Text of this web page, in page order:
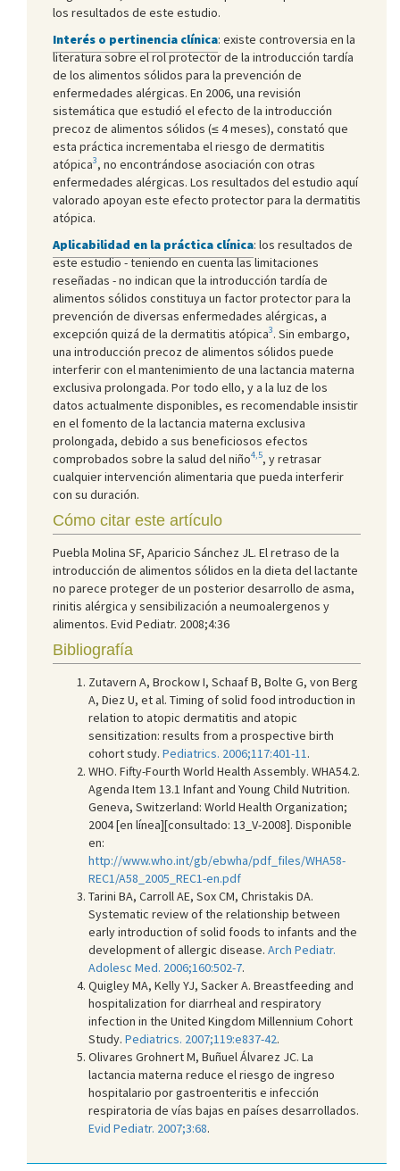
los resultados de este estudio.
Interés o pertinencia clínica: existe controversia en la
literatura sobre el rol protector de la introducción tardía
de los alimentos sólidos para la prevención de
enfermedades alérgicas. En 2006, una revisión
sistemática que estudió el efecto de la introducción
precoz de alimentos sólidos (≤ 4 meses), constató que
esta práctica incrementaba el riesgo de dermatitis
atópica3, no encontrándose asociación con otras
enfermedades alérgicas. Los resultados del estudio aquí
valorado apoyan este efecto protector para la dermatitis
atópica.
Aplicabilidad en la práctica clínica: los resultados de
este estudio - teniendo en cuenta las limitaciones
reseñadas - no indican que la introducción tardía de
alimentos sólidos constituya un factor protector para la
prevención de diversas enfermedades alérgicas, a
excepción quizá de la dermatitis atópica3. Sin embargo,
una introducción precoz de alimentos sólidos puede
interferir con el mantenimiento de una lactancia materna
exclusiva prolongada. Por todo ello, y a la luz de los
datos actualmente disponibles, es recomendable insistir
en el fomento de la lactancia materna exclusiva
prolongada, debido a sus beneficiosos efectos
comprobados sobre la salud del niño4,5, y retrasar
cualquier intervención alimentaria que pueda interferir
con su duración.
Cómo citar este artículo
Puebla Molina SF, Aparicio Sánchez JL. El retraso de la
introducción de alimentos sólidos en la dieta del lactante
no parece proteger de un posterior desarrollo de asma,
rinitis alérgica y sensibilización a neumoalergenos y
alimentos. Evid Pediatr. 2008;4:36
Bibliografía
Zutavern A, Brockow I, Schaaf B, Bolte G, von Berg
A, Diez U, et al. Timing of solid food introduction in
relation to atopic dermatitis and atopic
sensitization: results from a prospective birth
cohort study. Pediatrics. 2006;117:401-11 .
WHO. Fifty-Fourth World Health Assembly. WHA54.2.
Agenda Item 13.1 Infant and Young Child Nutrition.
Geneva, Switzerland: World Health Organization;
2004 [en línea][consultado: 13_V-2008]. Disponible
en:
http://www.who.int/gb/ebwha/pdf_files/WHA58-
REC1/A58_2005_REC1-en.pdf
Tarini BA, Carroll AE, Sox CM, Christakis DA.
Systematic review of the relationship between
early introduction of solid foods to infants and the
development of allergic disease. Arch Pediatr.
Adolesc Med. 2006;160:502-7.
Quigley MA, Kelly YJ, Sacker A. Breastfeeding and
hospitalization for diarrheal and respiratory
infection in the United Kingdom Millennium Cohort
Study. Pediatrics. 2007;119:e837-42.
Olivares Grohnert M, Buñuel Álvarez JC. La
lactancia materna reduce el riesgo de ingreso
hospitalario por gastroenteritis e infección
respiratoria de vías bajas en países desarrollados.
Evid Pediatr. 2007;3:68.